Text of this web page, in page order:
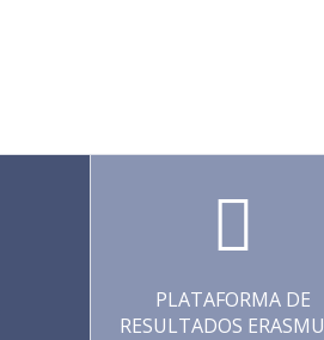
PLATAFORMA DE
RESULTADOS